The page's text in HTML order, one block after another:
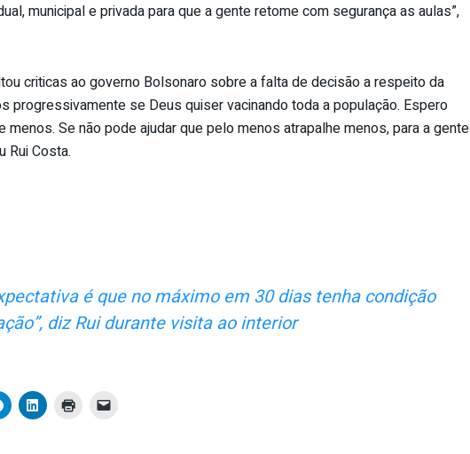
municipal e privada para que a gente retome com segurança as aulas”,
criticas ao governo Bolsonaro sobre a falta de decisão a respeito da
progressivamente se Deus quiser vacinando toda a população. Espero
menos. Se não pode ajudar que pelo menos atrapalhe menos, para a gente
Rui Costa.
é que no máximo em 30 dias tenha condição
diz Rui durante visita ao interior